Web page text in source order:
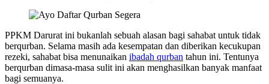
PPKM Darurat ini bukanlah sebuah alasan bagi sahabat untuk tidak
berqurban. Selama masih ada kesempatan dan diberikan kecukupan
rezeki, sahabat bisa menunaikan ibadah qurban tahun ini. Tentunya
berqurban dimasa-masa sulit ini akan menghasilkan banyak manfaat
bagi semuanya.